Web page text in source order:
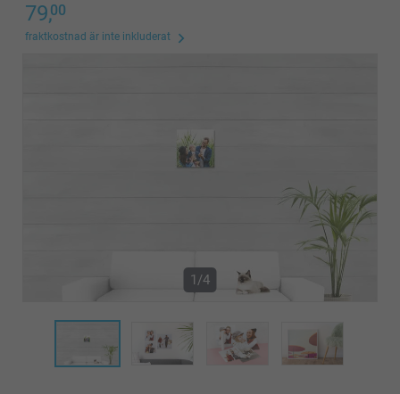
79,00
fraktkostnad är inte inkluderat
1/4